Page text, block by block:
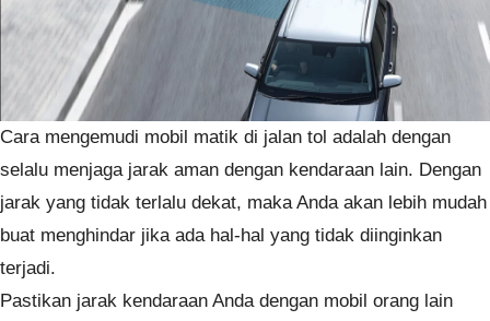
Cara mengemudi mobil matik di jalan tol adalah dengan
selalu menjaga jarak aman dengan kendaraan lain. Dengan
jarak yang tidak terlalu dekat, maka Anda akan lebih mudah
buat menghindar jika ada hal-hal yang tidak diinginkan
terjadi.
Pastikan jarak kendaraan Anda dengan mobil orang lain